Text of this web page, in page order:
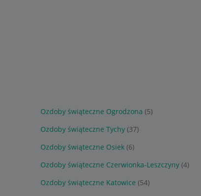
Ozdoby świąteczne Ogrodzona (5)
Ozdoby świąteczne Tychy (37)
Ozdoby świąteczne Osiek (6)
Ozdoby świąteczne Czerwionka-Leszczyny (4)
Ozdoby świąteczne Katowice (54)